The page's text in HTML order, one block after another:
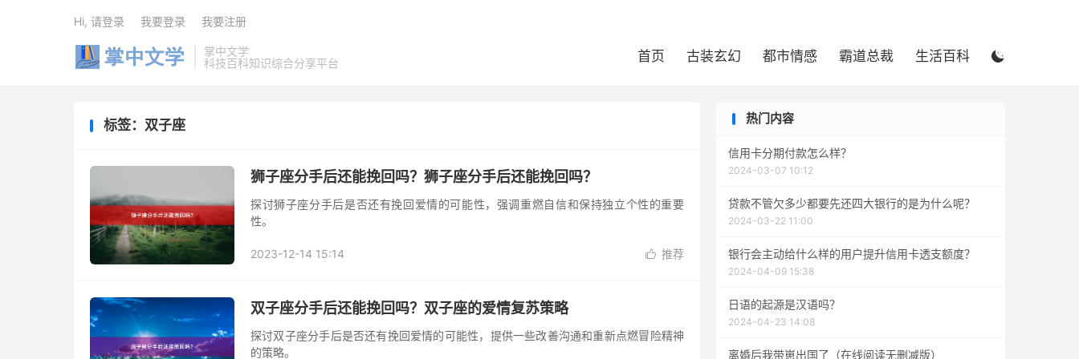
掌中文学
科技百科知识综合分享平台
首页 古装玄幻 都市情感 霸道总裁 生活百科 
Hi, 请登录 我要登录 我要注册
标签：双子座
狮子座分手后还能挽回吗？狮子座分手后还能挽回吗？
探讨狮子座分手后是否还有挽回爱情的可能性，强调重燃自信和保持独立个性的重要
性。
 推荐
2023-12-14 15:14
双子座分手后还能挽回吗？双子座的爱情复苏策略
探讨双子座分手后是否还有挽回爱情的可能性，提供一些改善沟通和重新点燃冒险精神
的策略。
热门内容
信用卡分期付款怎么样？
2024-03-07 10:12
贷款不管欠多少都要先还四大银行的是为什么呢？
2024-03-22 11:00
银行会主动给什么样的用户提升信用卡透支额度？
2024-04-09 15:38
日语的起源是汉语吗？
2024-04-23 14:08
离婚后我带崽出国了（在线阅读无删减版）